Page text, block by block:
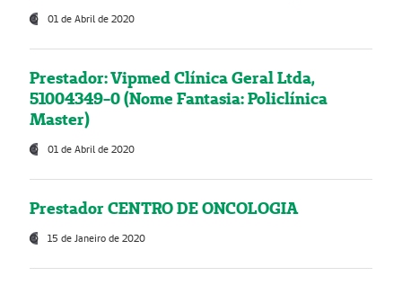
01 de Abril de 2020
Prestador: Vipmed Clínica Geral Ltda,
51004349-0 (Nome Fantasia: Policlínica
Master)
01 de Abril de 2020
Prestador CENTRO DE ONCOLOGIA
15 de Janeiro de 2020